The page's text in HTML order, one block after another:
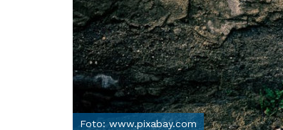
Foto: www.pixabay.com